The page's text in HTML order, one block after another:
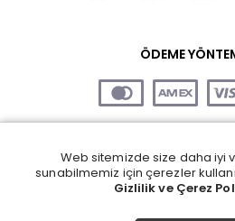
ÖDEME
Web sitemizde size daha iyi
sunabilmemiz için çerezler
Gizlilik ve Çerez